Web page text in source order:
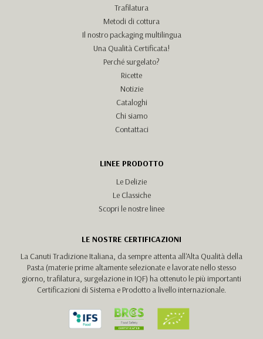
Trafilatura
Metodi di cottura
Il nostro packaging multilingua
Una Qualità Certificata!
Perché surgelato?
Ricette
Notizie
Cataloghi
Chi siamo
Contattaci
LINEE PRODOTTO
Le Delizie
Le Classiche
Scopri le nostre linee
LE NOSTRE CERTIFICAZIONI
La Canuti Tradizione Italiana, da sempre attenta all'Alta Qualità della
Pasta (materie prime altamente selezionate e lavorate nello stesso
giorno, trafilatura, surgelazione in IQF) ha ottenuto le più importanti
Certificazioni di Sistema e Prodotto a livello internazionale.